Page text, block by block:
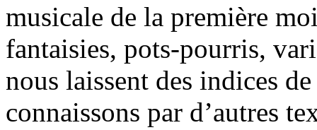
musicale de la première
fantaisies, pots-pourris,
nous laissent des indices
connaissons par d’autres